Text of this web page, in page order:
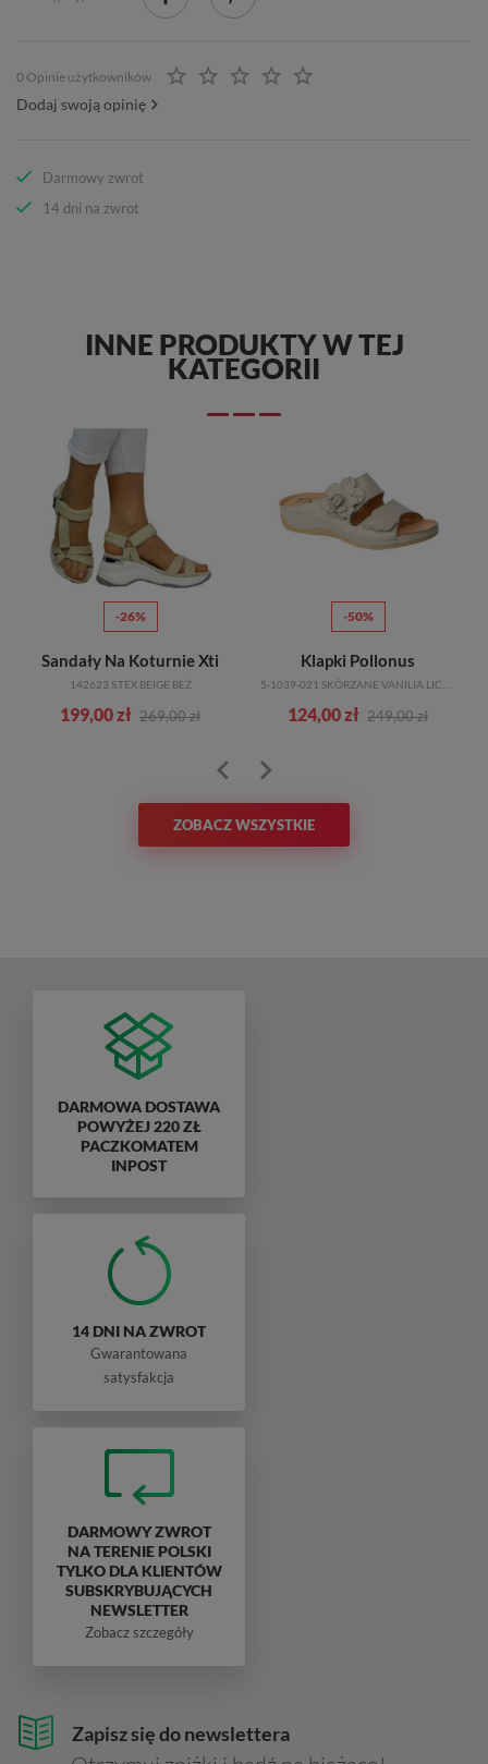
0 Opinie użytkowników
Dodaj swoją opinię
Darmowy zwrot
14 dni na zwrot
INNE PRODUKTY W TEJ
KATEGORII
-26%
Sandały Na Koturnie Xti
142623 S.TEX BEIGE BEŻ
199,00 zł 269,00 zł
-50%
Klapki Pollonus
124,00 zł 249,00 zł
ZOBACZ WSZYSTKIE
Zapisz się do newslettera
DARMOWA DOSTAWA
POWYŻEJ 220 ZŁ
PACZKOMATEM
INPOST
14 DNI NA ZWROT
Gwarantowana
satysfakcja
DARMOWY ZWROT
NA TERENIE POLSKI
TYLKO DLA KLIENTÓW
SUBSKRYBUJĄCYCH
NEWSLETTER
Zobacz szczegóły